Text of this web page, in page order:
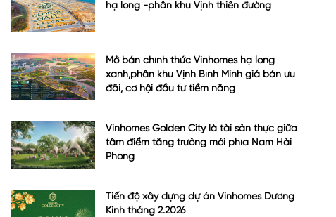
hạ long -phân khu Vịnh thiên đường
Mở bán chính thức Vinhomes hạ long
xanh,phân khu Vịnh Bình Minh giá bán ưu
đãi, cơ hội đầu tư tiềm năng
Vinhomes Golden City là tài sản thực giữa
tâm điểm tăng trưởng mới phía Nam Hải
Phòng
Tiến độ xây dựng dự án Vinhomes Dương
Kinh tháng 2.2026